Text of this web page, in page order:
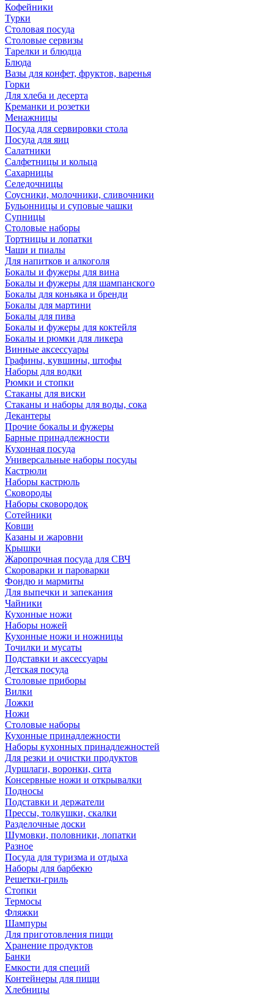
Кофейники
Турки
Столовая посуда
Столовые сервизы
Тарелки и блюдца
Блюда
Вазы для конфет, фруктов, варенья
Горки
Для хлеба и десерта
Креманки и розетки
Менажницы
Посуда для сервировки стола
Посуда для яиц
Салатники
Салфетницы и кольца
Сахарницы
Селедочницы
Соусники, молочники, сливочники
Бульонницы и суповые чашки
Супницы
Столовые наборы
Тортницы и лопатки
Чаши и пиалы
Для напитков и алкоголя
Бокалы и фужеры для вина
Бокалы и фужеры для шампанского
Бокалы для коньяка и бренди
Бокалы для мартини
Бокалы для пива
Бокалы и фужеры для коктейля
Бокалы и рюмки для ликера
Винные аксессуары
Графины, кувшины, штофы
Наборы для водки
Рюмки и стопки
Стаканы для виски
Стаканы и наборы для воды, сока
Декантеры
Прочие бокалы и фужеры
Барные принадлежности
Кухонная посуда
Универсальные наборы посуды
Кастрюли
Наборы кастрюль
Сковороды
Наборы сковородок
Сотейники
Ковши
Казаны и жаровни
Крышки
Жаропрочная посуда для СВЧ
Скороварки и пароварки
Фондю и мармиты
Для выпечки и запекания
Чайники
Кухонные ножи
Наборы ножей
Кухонные ножи и ножницы
Точилки и мусаты
Подставки и аксессуары
Детская посуда
Столовые приборы
Вилки
Ложки
Ножи
Столовые наборы
Кухонные принадлежности
Наборы кухонных принадлежностей
Для резки и очистки продуктов
Дуршлаги, воронки, сита
Консервные ножи и открывалки
Подносы
Подставки и держатели
Прессы, толкушки, скалки
Разделочные доски
Шумовки, половники, лопатки
Разное
Посуда для туризма и отдыха
Наборы для барбекю
Решетки-гриль
Стопки
Термосы
Фляжки
Шампуры
Для приготовления пищи
Хранение продуктов
Банки
Емкости для специй
Контейнеры для пищи
Хлебницы